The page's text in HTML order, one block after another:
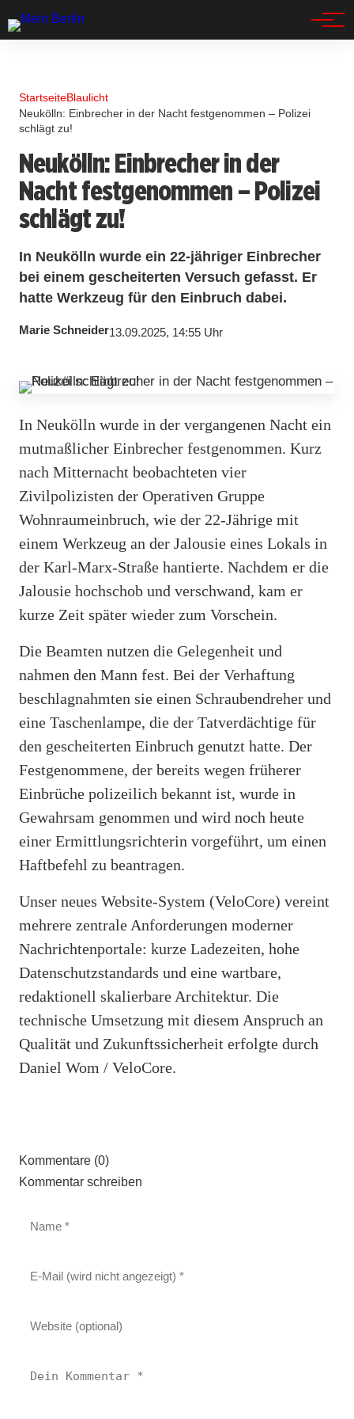
StartseiteBlaulicht
Neukölln: Einbrecher in der Nacht festgenommen – Polizei
schlägt zu!
Neukölln: Einbrecher in der
Nacht festgenommen – Polizei
schlägt zu!
In Neukölln wurde ein 22-jähriger Einbrecher
bei einem gescheiterten Versuch gefasst. Er
hatte Werkzeug für den Einbruch dabei.
Marie Schneider13.09.2025, 14:55 Uhr
In Neukölln wurde in der vergangenen Nacht ein
mutmaßlicher Einbrecher festgenommen. Kurz
nach Mitternacht beobachteten vier
Zivilpolizisten der Operativen Gruppe
Wohnraumeinbruch, wie der 22-Jährige mit
einem Werkzeug an der Jalousie eines Lokals in
der Karl-Marx-Straße hantierte. Nachdem er die
Jalousie hochschob und verschwand, kam er
kurze Zeit später wieder zum Vorschein.
Die Beamten nutzen die Gelegenheit und
nahmen den Mann fest. Bei der Verhaftung
beschlagnahmten sie einen Schraubendreher und
eine Taschenlampe, die der Tatverdächtige für
den gescheiterten Einbruch genutzt hatte. Der
Festgenommene, der bereits wegen früherer
Einbrüche polizeilich bekannt ist, wurde in
Gewahrsam genommen und wird noch heute
einer Ermittlungsrichterin vorgeführt, um einen
Haftbefehl zu beantragen.
Unser neues Website-System (VeloCore) vereint
mehrere zentrale Anforderungen moderner
Nachrichtenportale: kurze Ladezeiten, hohe
Datenschutzstandards und eine wartbare,
redaktionell skalierbare Architektur. Die
technische Umsetzung mit diesem Anspruch an
Qualität und Zukunftssicherheit erfolgte durch
Daniel Wom / VeloCore.
Kommentare (0)
Kommentar schreiben